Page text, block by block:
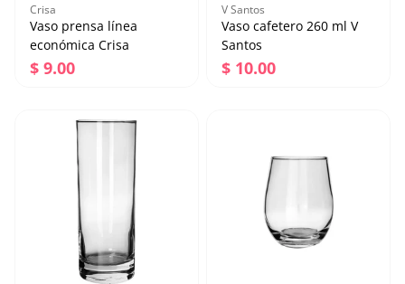
Crisa
Vaso prensa línea
económica Crisa
Precio regular
$ 9.00
económica Crisa
Precio regular
$ 9.00
Agregar al carrito
V Santos
Vaso cafetero 260 ml V
Santos
Precio regular
$ 10.00
Agregar al carrito